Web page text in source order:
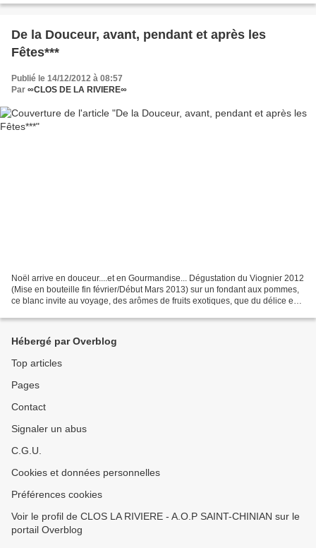
De la Douceur, avant, pendant et après les
Fêtes***
Publié le 14/12/2012 à 08:57
Par ∞CLOS DE LA RIVIERE∞
Noël arrive en douceur....et en Gourmandise... Dégustation du Viognier 2012
(Mise en bouteille fin février/Début Mars 2013) sur un fondant aux pommes,
ce blanc invite au voyage, des arômes de fruits exotiques, que du délice en
Hébergé par Overblog
Top articles
Pages
Contact
Signaler un abus
C.G.U.
Cookies et données personnelles
Préférences cookies
Voir le profil de CLOS LA RIVIERE - A.O.P SAINT-CHINIAN sur le
portail Overblog